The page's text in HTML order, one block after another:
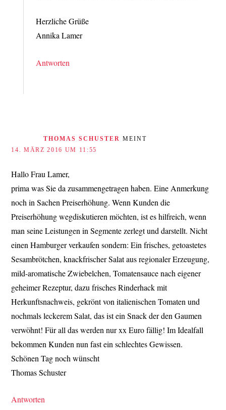
Herzliche Grüße
Annika Lamer
Antworten
THOMAS SCHUSTER MEINT
14. MÄRZ 2016 UM 11:55
Hallo Frau Lamer,
prima was Sie da zusammengetragen haben. Eine Anmerkung
noch in Sachen Preiserhöhung. Wenn Kunden die
Preiserhöhung wegdiskutieren möchten, ist es hilfreich, wenn
man seine Leistungen in Segmente zerlegt und darstellt. Nicht
einen Hamburger verkaufen sondern: Ein frisches, getoastetes
Sesambrötchen, knackfrischer Salat aus regionaler Erzeugung,
mild-aromatische Zwiebelchen, Tomatensauce nach eigener
geheimer Rezeptur, dazu frisches Rinderhack mit
Herkunftsnachweis, gekrönt von italienischen Tomaten und
nochmals leckerem Salat, das ist ein Snack der den Gaumen
verwöhnt! Für all das werden nur xx Euro fällig! Im Idealfall
bekommen Kunden nun fast ein schlechtes Gewissen.
Schönen Tag noch wünscht
Thomas Schuster
Antworten